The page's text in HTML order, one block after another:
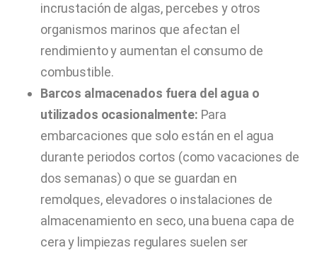
incrustación de algas, percebes y otros
organismos marinos que afectan el
rendimiento y aumentan el consumo de
combustible.
Barcos almacenados fuera del agua o
utilizados ocasionalmente: Para
embarcaciones que solo están en el agua
durante periodos cortos (como vacaciones de
dos semanas) o que se guardan en
remolques, elevadores o instalaciones de
almacenamiento en seco, una buena capa de
cera y limpiezas regulares suelen ser